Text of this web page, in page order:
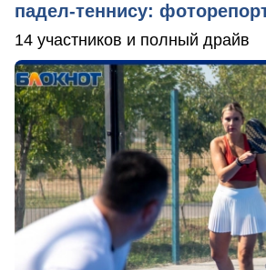
падел-теннису:
14 участников и полный драйв